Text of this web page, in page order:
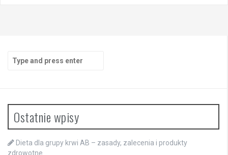
for:
Ostatnie wpisy
Dieta dla grupy krwi AB – zasady, zalecenia i produkty
zdrowotne